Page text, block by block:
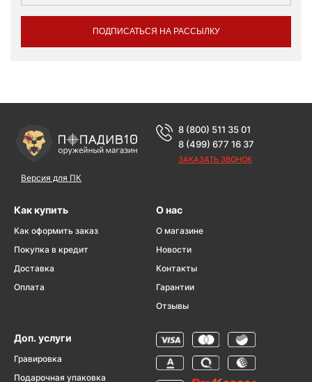
ПОДПИСАТЬСЯ НА РАССЫЛКУ
Версия для ПК
8 (800) 511 35 01
8 (499) 677 16 37
ЗАКАЗАТЬ ЗВОНОК
Как купить
Как оформить заказ
Покупка в кредит
Доставка
Оплата
О нас
О магазине
Новости
Контакты
Гарантии
Отзывы
Доп. услуги
Гравировка
Подарочная упаковка